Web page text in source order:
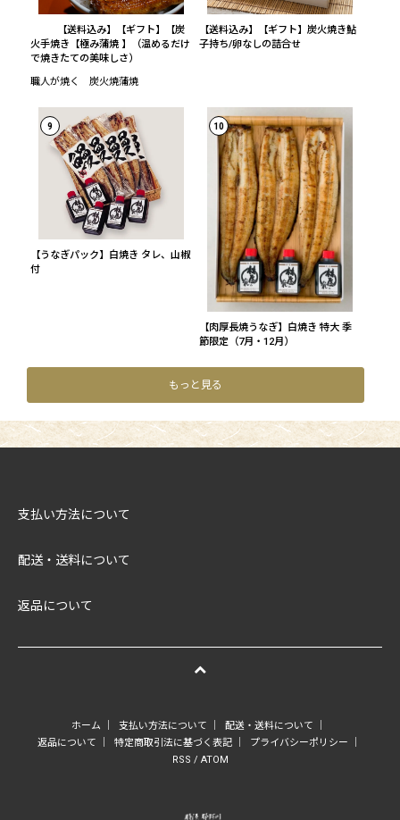
【送料込み】【ギフト】【炭
火手焼き【極み蒲焼 】（温めるだけ
で焼きたての美味しさ）
職人が焼く 炭火焼蒲焼
【送料込み】【ギフト】炭火焼き鮎
子持ち/卵なしの詰合せ
9
【うなぎパック】白焼き タレ、山椒
付
10
【肉厚長焼うなぎ】白焼き 特大 季
節限定（7月・12月）
もっと見る
支払い方法について
配送・送料について
返品について
ホーム 支払い方法について 配送・送料について
返品について
特定商取引法に基づく表記｜ プライバシーポリシー
RSS / ATOM